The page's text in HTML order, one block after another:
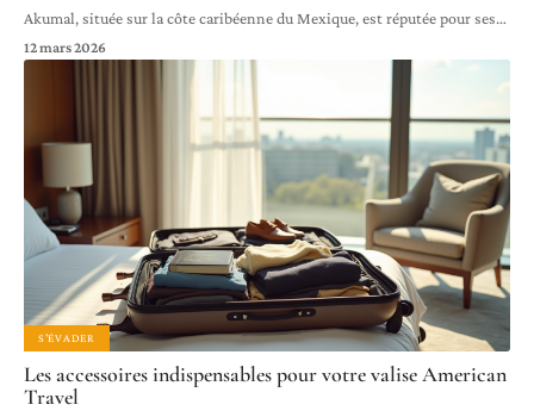
Akumal, située sur la côte caribéenne du Mexique, est réputée pour ses…
12 mars 2026
S'ÉVADER
Les accessoires indispensables pour votre valise American
Travel